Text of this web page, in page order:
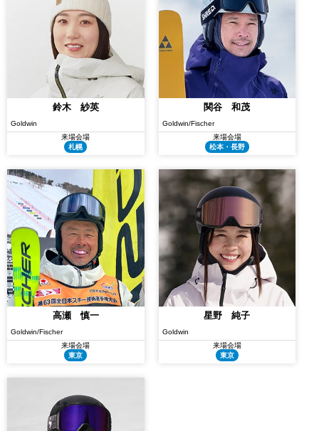
鈴木 紗英
Goldwin
来場会場
札幌
関谷 和茂
Goldwin/Fischer
来場会場
松本・長野
高瀬 慎一
Goldwin/Fischer
来場会場
東京
星野 純子
Goldwin
来場会場
東京